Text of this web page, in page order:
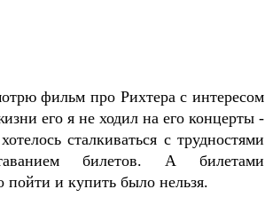
про Рихтера с интересом
его я не ходил на его концерты -
сталкиваться с трудностями
билетов. А билетами
пойти и купить было нельзя.